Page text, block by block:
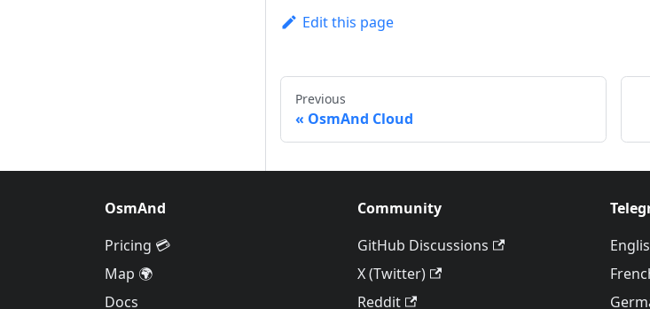
Edit this page
Previous
OsmAnd Cloud
OsmAnd
Pricing 💳
Map 🌍
Docs
Community
GitHub Discussions
X (Twitter)
Reddit